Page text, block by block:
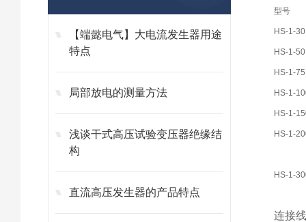
【端懿电气】大电流发生器用途
特点
局部放电的测量方法
浅谈干式高压试验变压器绝缘结
构
直流高压发生器的产品特点
型号
HS-1-30
HS-1-50
HS-1-75
HS-1-
HS-1-
HS-1-
HS-1-
连接